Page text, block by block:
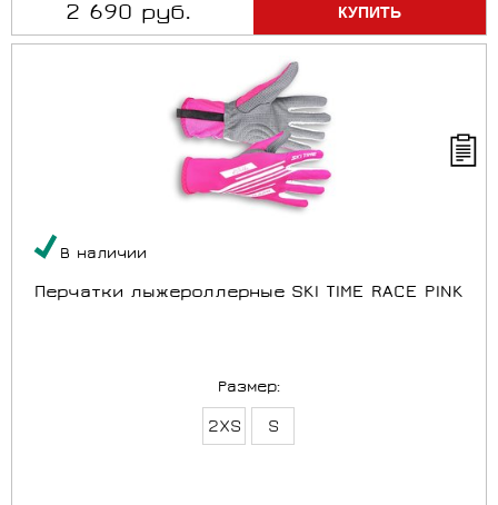
2 690 руб.
В наличии
Перчатки лыжероллерные SKI TIME RACE PINK
Размер:
2XS S